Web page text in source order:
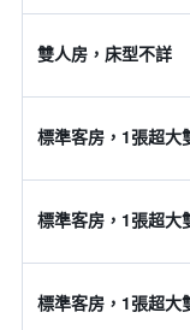
雙人房，床型不詳
標準客房，1張超大
標準客房，1張超大
標準客房，1張超大